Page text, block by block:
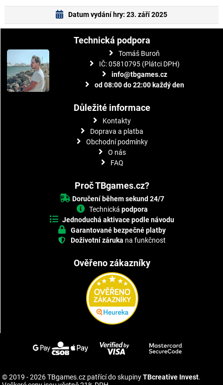
Datum vydání hry: 23. září 2025
Technická podpora
Tomáš Buroň
IČ: 05810795 (Plátci DPH)
info@tbgames.cz
od 08:00 do 22:00 každý den
Důležité informace
Kontakty
Doprava a platba
Obchodní podmínky
O nás
FAQ
Proč TBgames.cz?
Doručení během sekund 24/7
Technická podpora
Jednoduchá aktivace podle návodu
Garantované bezpečné platby
Doživotní záruka na funkčnost
Ověřeno zákazníky
© 2019 - 2026 TBgames.cz patřící do skupinyTBcreative Invest.